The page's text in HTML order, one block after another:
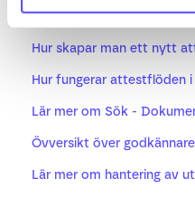
Relaterade artiklar
Hur skapar man ett nytt
Hur fungerar attestflöden
Lär mer om Sök -
Övversikt över
Lär mer om hantering av